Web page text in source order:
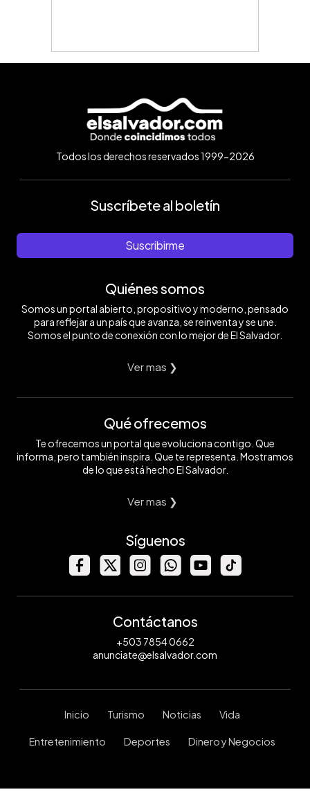
Todos los derechos reservados 1999-2026
Suscríbete al boletín
Suscribirme
Quiénes somos
Somos un portal abierto, propositivo y moderno, pensado
para reflejar a un país que avanza, se reinventa y se une.
Somos el punto de conexión con lo mejor de El Salvador.
Ver mas ❯
Qué ofrecemos
Te ofrecemos un portal que evoluciona contigo. Que
informa, pero también inspira. Que te representa. Mostramos
de lo que está hecho El Salvador.
Ver mas ❯
Síguenos
Contáctanos
+503 7854 0662
anunciate@elsalvador.com
Inicio Turismo Noticias Vida
Entretenimiento Deportes Dinero y Negocios